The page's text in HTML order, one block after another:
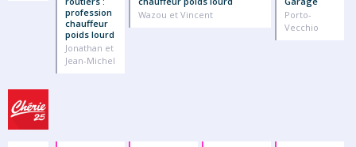
profession
chauffeur
poids lourd
Jonathan et
Jean-Michel
Wazou et Vincent
Porto-
Vecchio